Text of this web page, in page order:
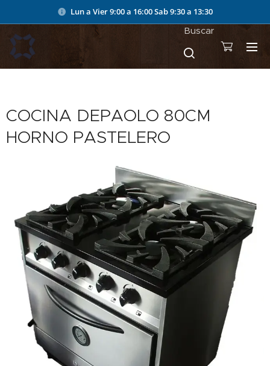
Lun a Vier 9:00 a 16:00Sab 9:30 a 13:30
Buscar
COCINA DEPAOLO 80CM
HORNO PASTELERO